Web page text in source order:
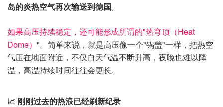
岛的炎热空气再次输送到德国。
如果高压持续稳定，还可能形成所谓的"热穹顶（Heat
Dome） "。简单来说，就是高压像一个"锅盖"一样，把热空
气压在地面附近，不仅白天气温不断升高，夜晚也难以降
温，高温持续时间往往会更长。
📈 刚刚过去的热浪已经刷新纪录